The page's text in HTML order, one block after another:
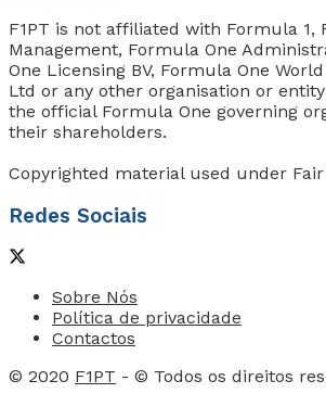
F1PT is not affiliated with Formula 1,
Management, Formula One
One Licensing BV, Formula One
Ltd or any other organisation or
the official Formula One governing
their shareholders.
Copyrighted material used under
Redes Sociais
Sobre Nós
Política de privacidade
Contactos
© 2020 F1PT - © Todos os direitos